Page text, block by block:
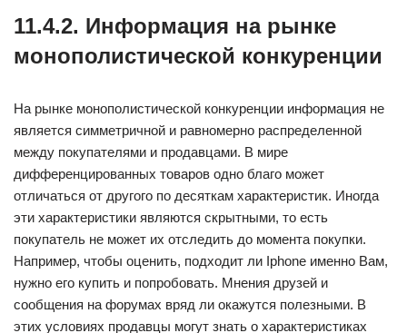
11.4.2. Информация на рынке
монополистической конкуренции
На рынке монополистической конкуренции информация не
является симметричной и равномерно распределенной
между покупателями и продавцами. В мире
дифференцированных товаров одно благо может
отличаться от другого по десяткам характеристик. Иногда
эти характеристики являются скрытными, то есть
покупатель не может их отследить до момента покупки.
Например, чтобы оценить, подходит ли Iphone именно Вам,
нужно его купить и попробовать. Мнения друзей и
сообщения на форумах вряд ли окажутся полезными. В
этих условиях продавцы могут знать о характеристиках